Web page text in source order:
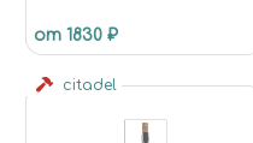
от 1830 ₽
citadel